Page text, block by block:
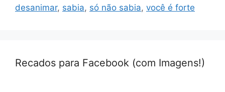
desanimar, sabia, só não sabia, você é forte
Recados para Facebook (com Imagens!)